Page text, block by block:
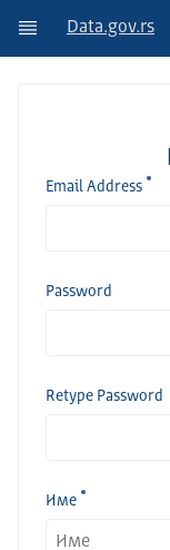
Data.gov.rs
Email Address
Password
Retype Password
Име